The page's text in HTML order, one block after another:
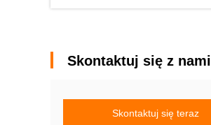
Skontaktuj się z nami
Skontaktuj się teraz